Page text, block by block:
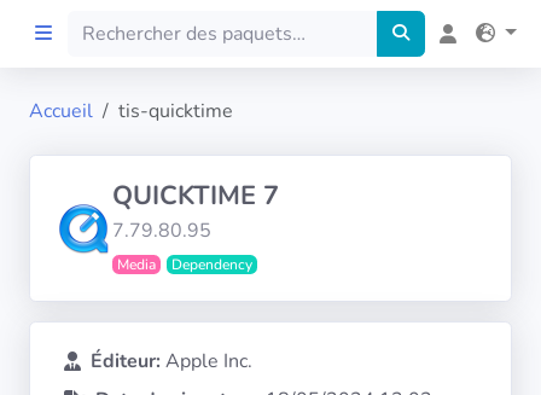
Preprod
Accueil tis-quicktime
QUICKTIME 7
7.79.80.95
Media Dependency
Éditeur: Apple Inc.